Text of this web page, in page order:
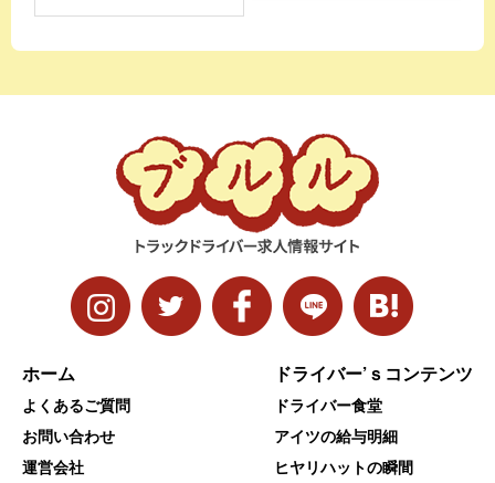
ホーム
よくあるご質問
お問い合わせ
運営会社
ドライバー’ｓコンテンツ
ドライバー食堂
アイツの給与明細
ヒヤリハットの瞬間